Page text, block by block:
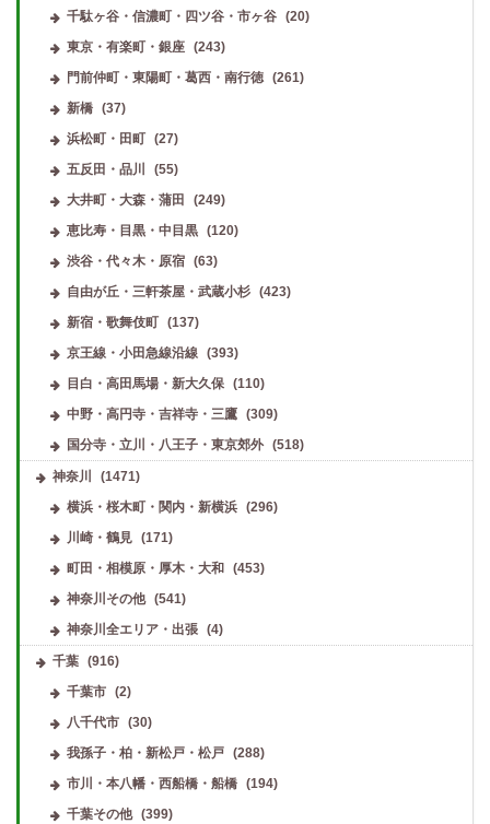
千駄ヶ谷・信濃町・四ツ谷・市ヶ谷
(20)
東京・有楽町・銀座
(243)
門前仲町・東陽町・葛西・南行徳
(261)
新橋
(37)
浜松町・田町
(27)
五反田・品川
(55)
大井町・大森・蒲田
(249)
恵比寿・目黒・中目黒
(120)
渋谷・代々木・原宿
(63)
自由が丘・三軒茶屋・武蔵小杉
(423)
新宿・歌舞伎町
(137)
京王線・小田急線沿線
(393)
目白・高田馬場・新大久保
(110)
中野・高円寺・吉祥寺・三鷹
(309)
国分寺・立川・八王子・東京郊外
(518)
神奈川
(1471)
横浜・桜木町・関内・新横浜
(296)
川崎・鶴見
(171)
町田・相模原・厚木・大和
(453)
神奈川その他
(541)
神奈川全エリア・出張
(4)
千葉 (916)
千葉市
(2)
八千代市
(30)
我孫子・柏・新松戸・松戸
(288)
市川・本八幡・西船橋・船橋
(194)
千葉その他
(399)